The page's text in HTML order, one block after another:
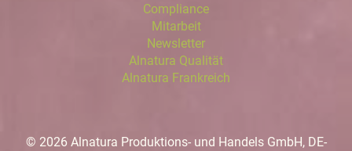
Compliance
Mitarbeit
Newsletter
Alnatura Qualität
Alnatura Frankreich
© 2026 Alnatura Produktions- und Handels GmbH, DE-